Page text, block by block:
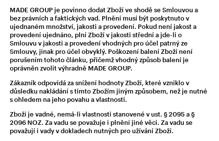
MADE GROUP je povinno dodat Zboží ve shodě se Smlouvou a
bez právních a faktických vad. Plnění musí být poskytnuto v
ujednaném množství, jakosti a provedení. Pokud není jakost a
provedení ujednáno, plní Zboží v jakosti střední a jde-li o
Smlouvu v jakosti a provedení vhodných pro účel patrný ze
Smlouvy, jinak pro účel obvyklý. Poškození balení Zboží není
porušením tohoto článku, přičemž vhodný způsob balení je
oprávněn zvolit výhradně MADE GROUP.
Zákazník odpovídá za snížení hodnoty Zboží, které vzniklo v
důsledku nakládání s tímto Zbožím jiným způsobem, než je nutné
s ohledem na jeho povahu a vlastnosti.
Zboží je vadné, nemá-li vlastnosti stanovené v ust. § 2095 a §
2096 NOZ. Za vadu se považuje i plnění jiné věci. Za vadu se
považují i vady v dokladech nutných pro užívání Zboží.